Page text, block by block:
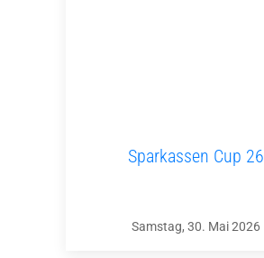
Sparkassen Cup 26
Samstag, 30. Mai 2026